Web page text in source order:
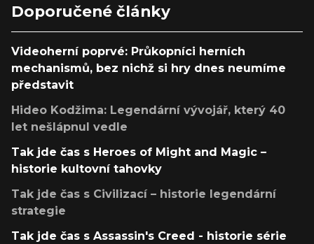
Doporučené články
Videoherní poprvé: Průkopníci herních
mechanismů, bez nichž si hry dnes neumíme
představit
Hideo Kodžima: Legendární vývojář, který 40
let nešlápnul vedle
Tak jde čas s Heroes of Might and Magic –
historie kultovní tahovky
Tak jde čas s Civilizací – historie legendární
strategie
Tak jde čas s Assassin's Creed - historie série